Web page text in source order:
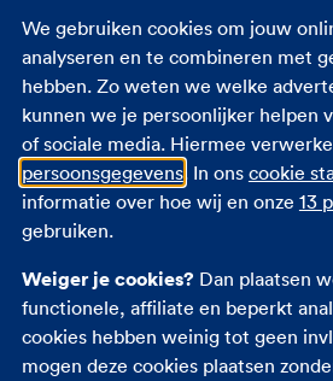
Zorgverzekering 18 jaar
Zorgverzekering zwangerschap
Zorgtoeslag
Eigen bijdrage
Zorgpremie 2026
Autoverzekering
Opstalverzekering
We gebruiken cookies om jouw
analyseren en te combineren met
hebben. Zo weten we welke
kunnen we je persoonlijker helpen
of sociale media. Hiermee
persoonsgegevens. In ons cookie
informatie over hoe wij en onze 13
gebruiken.
Weiger je cookies? Dan plaatsen
functionele, affiliate en beperkt
cookies hebben weinig tot geen
mogen deze cookies plaatsen